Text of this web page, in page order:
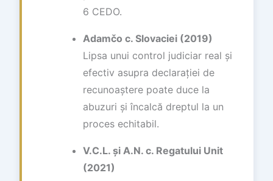
6 CEDO.
Adamčo c. Slovaciei (2019)
Lipsa unui control judiciar real și
efectiv asupra declarației de
recunoaștere poate duce la
abuzuri și încalcă dreptul la un
proces echitabil.
V.C.L. și A.N. c. Regatului Unit
(2021)